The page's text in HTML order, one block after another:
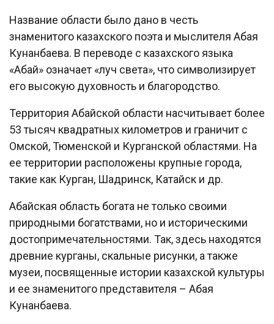
Название области было дано в честь
знаменитого казахского поэта и мыслителя Абая
Кунанбаева. В переводе с казахского языка
«Абай» означает «луч света», что символизирует
его высокую духовность и благородство.
Территория Абайской области насчитывает более
53 тысяч квадратных километров и граничит с
Омской, Тюменской и Курганской областями. На
ее территории расположены крупные города,
такие как Курган, Шадринск, Катайск и др.
Абайская область богата не только своими
природными богатствами, но и историческими
достопримечательностями. Так, здесь находятся
древние курганы, скальные рисунки, а также
музеи, посвященные истории казахской культуры
и ее знаменитого представителя – Абая
Кунанбаева.